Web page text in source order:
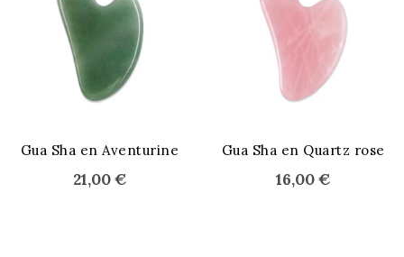
Gua Sha en Aventurine
21,00 €
Gua Sha en Quartz rose
16,00 €